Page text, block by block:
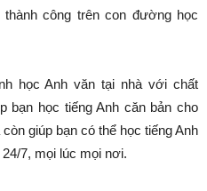
công trên con đường học
học Anh văn tại nhà với chất
bạn học tiếng Anh căn bản cho
giúp bạn có thể học tiếng Anh
7, mọi lúc mọi nơi.